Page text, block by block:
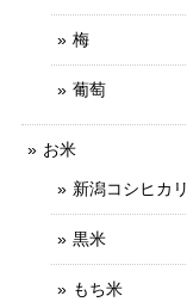
梅
葡萄
お米
新潟コシヒカリ
黒米
もち米